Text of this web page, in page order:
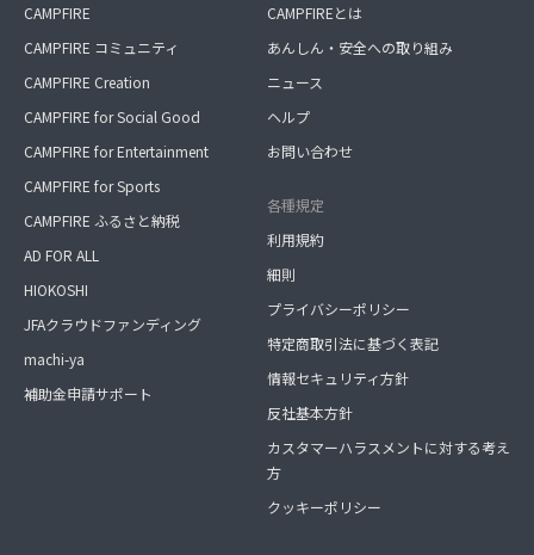
CAMPFIRE
CAMPFIRE コミュニティ
CAMPFIRE Creation
CAMPFIRE for Social Good
CAMPFIRE for Entertainment
CAMPFIRE for Sports
CAMPFIRE ふるさと納税
AD FOR ALL
HIOKOSHI
JFAクラウドファンディング
machi-ya
補助金申請サポート
CAMPFIREとは
あんしん・安全への取り組み
ニュース
ヘルプ
お問い合わせ
各種規定
利用規約
細則
プライバシーポリシー
特定商取引法に基づく表記
情報セキュリティ方針
反社基本方針
カスタマーハラスメントに対する考え
方
クッキーポリシー